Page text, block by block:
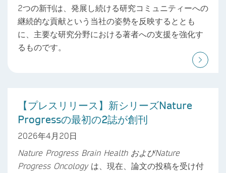
2つの新刊は、発展し続ける研究コミュニティーへの
継続的な貢献という当社の姿勢を反映するととも
に、主要な研究分野における著者への支援を強化す
るものです。
【プレスリリース】新シリーズNature
Progressの最初の2誌が創刊
2026年4月20日
Nature Progress Brain Health およびNature
Progress Oncology は、現在、論文の投稿を受け付